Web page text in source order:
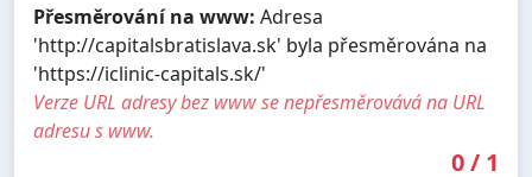
Přesměrování na www: Adresa
'http://capitalsbratislava.sk' byla přesměrována na
'https://iclinic-capitals.sk/'
Verze URL adresy bez www se nepřesměrovává na URL
adresu s www.
0/ 1